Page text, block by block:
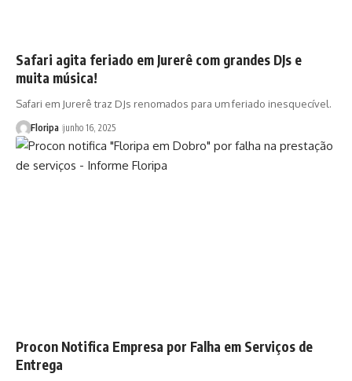
Safari agita feriado em Jurerê com grandes DJs e
muita música!
Safari em Jurerê traz DJs renomados para um feriado inesquecível.
Floripa junho 16, 2025
Procon Notifica Empresa por Falha em Serviços de
Entrega